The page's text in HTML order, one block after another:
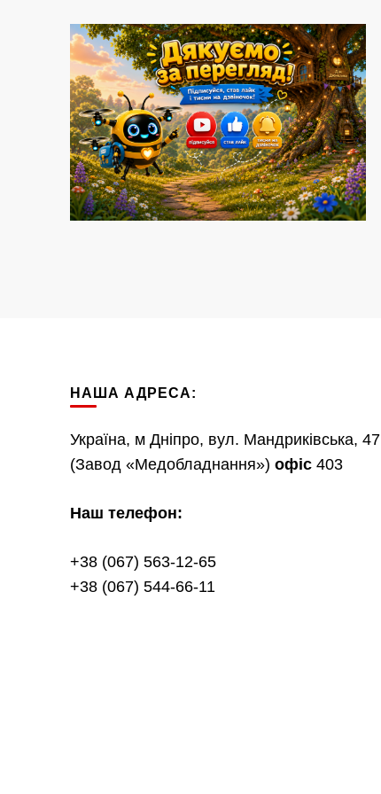
НАША АДРЕСА:
Україна, м Дніпро, вул. Мандриківська, 47
(Завод «Медобладнання») офіс 403
Наш телефон:
+38 (067) 563-12-65
+38 (067) 544-66-11